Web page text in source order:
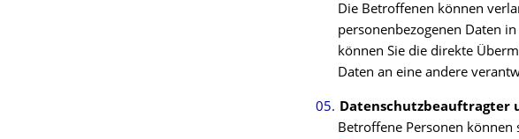
Die Betroffenen können
personenbezogenen Daten
können Sie die direkte
Daten an eine andere
Datenschutzbeauftragter
Betroffene Personen können